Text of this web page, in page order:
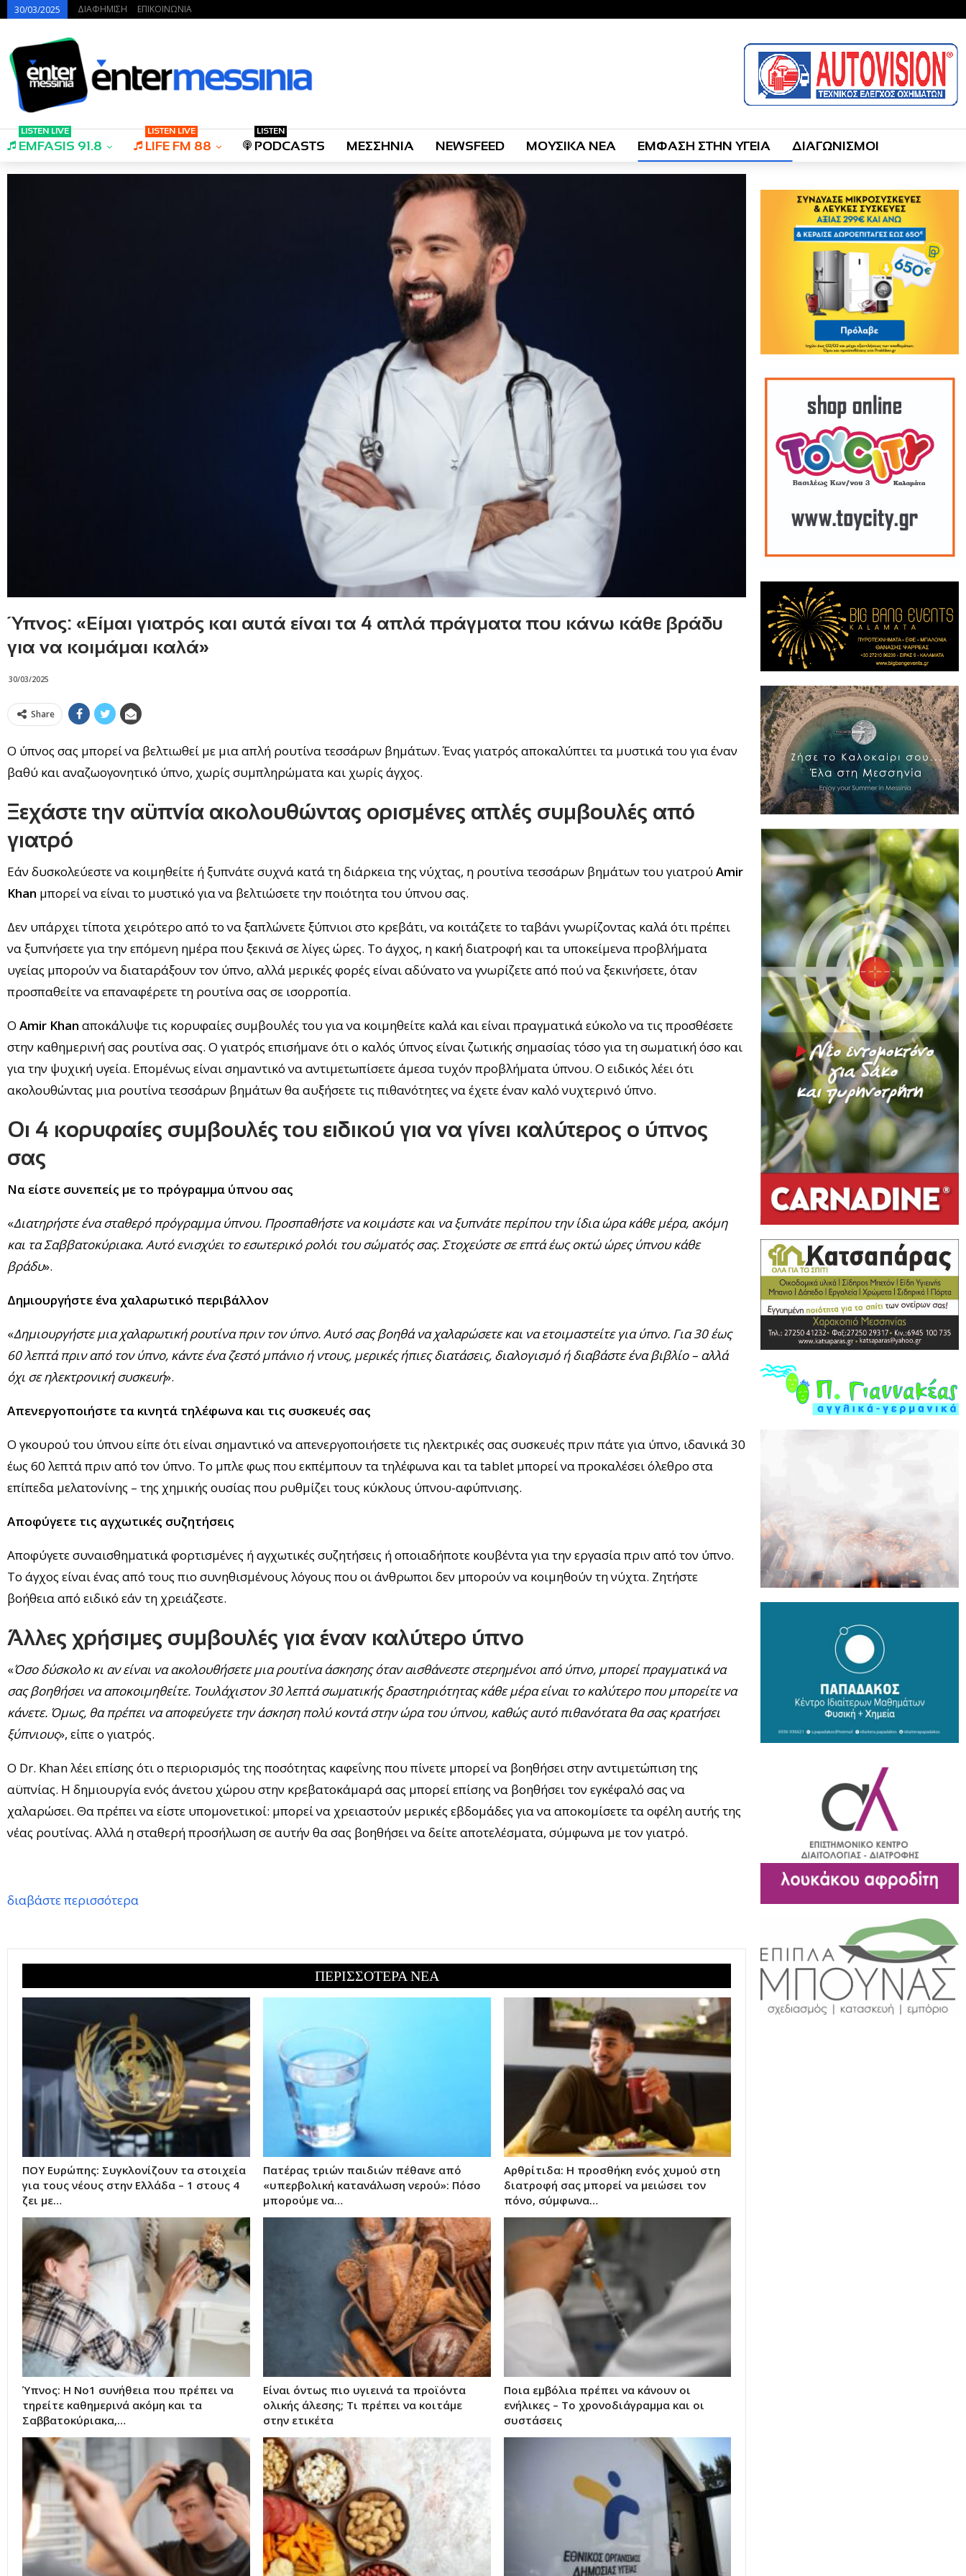
30/03/2025 ΔΙΑΦΗΜΙΣΗ ΕΠΙΚΟΙΝΩΝΙΑ
EMFASIS 91.8
LISTEN LIVE
LIFE FM 88
LISTEN LIVE
PODCASTS
LISTEN
ΜΕΣΣΗΝΙΑ NEWSFEED ΜΟΥΣΙΚΑ ΝΕΑ ΕΜΦΑΣΗ ΣΤΗΝ ΥΓΕΙΑ ΔΙΑΓΩΝΙΣΜΟΙ
Ύπνος: «Είμαι γιατρός και αυτά είναι τα 4 απλά πράγματα που κάνω κάθε βράδυ
για να κοιμάμαι καλά»
30/03/2025
Share
Ο ύπνος σας μπορεί να βελτιωθεί με μια απλή ρουτίνα τεσσάρων βημάτων. Ένας γιατρός αποκαλύπτει τα μυστικά του για έναν
βαθύ και αναζωογονητικό ύπνο, χωρίς συμπληρώματα και χωρίς άγχος.
Ξεχάστε την αϋπνία ακολουθώντας ορισμένες απλές συμβουλές από
γιατρό
Εάν δυσκολεύεστε να κοιμηθείτε ή ξυπνάτε συχνά κατά τη διάρκεια της νύχτας, η ρουτίνα τεσσάρων βημάτων του γιατρού Amir
Khan μπορεί να είναι το μυστικό για να βελτιώσετε την ποιότητα του ύπνου σας.
Δεν υπάρχει τίποτα χειρότερο από το να ξαπλώνετε ξύπνιοι στο κρεβάτι, να κοιτάζετε το ταβάνι γνωρίζοντας καλά ότι πρέπει
να ξυπνήσετε για την επόμενη ημέρα που ξεκινά σε λίγες ώρες. Το άγχος, η κακή διατροφή και τα υποκείμενα προβλήματα
υγείας μπορούν να διαταράξουν τον ύπνο, αλλά μερικές φορές είναι αδύνατο να γνωρίζετε από πού να ξεκινήσετε, όταν
προσπαθείτε να επαναφέρετε τη ρουτίνα σας σε ισορροπία.
Ο Amir Khan αποκάλυψε τις κορυφαίες συμβουλές του για να κοιμηθείτε καλά και είναι πραγματικά εύκολο να τις προσθέσετε
στην καθημερινή σας ρουτίνα σας. Ο γιατρός επισήμανε ότι ο καλός ύπνος είναι ζωτικής σημασίας τόσο για τη σωματική όσο και
για την ψυχική υγεία. Επομένως είναι σημαντικό να αντιμετωπίσετε άμεσα τυχόν προβλήματα ύπνου. Ο ειδικός λέει ότι
ακολουθώντας μια ρουτίνα τεσσάρων βημάτων θα αυξήσετε τις πιθανότητες να έχετε έναν καλό νυχτερινό ύπνο.
Οι 4 κορυφαίες συμβουλές του ειδικού για να γίνει καλύτερος ο ύπνος
σας
Να είστε συνεπείς με το πρόγραμμα ύπνου σας
«Διατηρήστε ένα σταθερό πρόγραμμα ύπνου. Προσπαθήστε να κοιμάστε και να ξυπνάτε περίπου την ίδια ώρα κάθε μέρα, ακόμη
και τα Σαββατοκύριακα. Αυτό ενισχύει το εσωτερικό ρολόι του σώματός σας. Στοχεύστε σε επτά έως οκτώ ώρες ύπνου κάθε
βράδυ».
Δημιουργήστε ένα χαλαρωτικό περιβάλλον
«Δημιουργήστε μια χαλαρωτική ρουτίνα πριν τον ύπνο. Αυτό σας βοηθά να χαλαρώσετε και να ετοιμαστείτε για ύπνο. Για 30 έως
60 λεπτά πριν από τον ύπνο, κάντε ένα ζεστό μπάνιο ή ντους, μερικές ήπιες διατάσεις, διαλογισμό ή διαβάστε ένα βιβλίο – αλλά
όχι σε ηλεκτρονική συσκευή».
Απενεργοποιήστε τα κινητά τηλέφωνα και τις συσκευές σας
Ο γκουρού του ύπνου είπε ότι είναι σημαντικό να απενεργοποιήσετε τις ηλεκτρικές σας συσκευές πριν πάτε για ύπνο, ιδανικά 30
έως 60 λεπτά πριν από τον ύπνο. Το μπλε φως που εκπέμπουν τα τηλέφωνα και τα tablet μπορεί να προκαλέσει όλεθρο στα
επίπεδα μελατονίνης – της χημικής ουσίας που ρυθμίζει τους κύκλους ύπνου-αφύπνισης.
Αποφύγετε τις αγχωτικές συζητήσεις
Αποφύγετε συναισθηματικά φορτισμένες ή αγχωτικές συζητήσεις ή οποιαδήποτε κουβέντα για την εργασία πριν από τον ύπνο.
Το άγχος είναι ένας από τους πιο συνηθισμένους λόγους που οι άνθρωποι δεν μπορούν να κοιμηθούν τη νύχτα. Ζητήστε
βοήθεια από ειδικό εάν τη χρειάζεστε.
Άλλες χρήσιμες συμβουλές για έναν καλύτερο ύπνο
«Όσο δύσκολο κι αν είναι να ακολουθήσετε μια ρουτίνα άσκησης όταν αισθάνεστε στερημένοι από ύπνο, μπορεί πραγματικά να
σας βοηθήσει να αποκοιμηθείτε. Τουλάχιστον 30 λεπτά σωματικής δραστηριότητας κάθε μέρα είναι το καλύτερο που μπορείτε να
κάνετε. Όμως, θα πρέπει να αποφεύγετε την άσκηση πολύ κοντά στην ώρα του ύπνου, καθώς αυτό πιθανότατα θα σας κρατήσει
ξύπνιους», είπε ο γιατρός.
Ο Dr. Khan λέει επίσης ότι ο περιορισμός της ποσότητας καφεΐνης που πίνετε μπορεί να βοηθήσει στην αντιμετώπιση της
αϋπνίας. Η δημιουργία ενός άνετου χώρου στην κρεβατοκάμαρά σας μπορεί επίσης να βοηθήσει τον εγκέφαλό σας να
χαλαρώσει. Θα πρέπει να είστε υπομονετικοί: μπορεί να χρειαστούν μερικές εβδομάδες για να αποκομίσετε τα οφέλη αυτής της
νέας ρουτίνας. Αλλά η σταθερή προσήλωση σε αυτήν θα σας βοηθήσει να δείτε αποτελέσματα, σύμφωνα με τον γιατρό.
διαβάστε περισσότερα
ΠΕΡΙΣΣΟΤΕΡΑ ΝΕΑ
ΠΟΥ Ευρώπης: Συγκλονίζουν τα στοιχεία
για τους νέους στην Ελλάδα – 1 στους 4
ζει με…
Πατέρας τριών παιδιών πέθανε από
«υπερβολική κατανάλωση νερού»: Πόσο
μπορούμε να…
Αρθρίτιδα: Η προσθήκη ενός χυμού στη
διατροφή σας μπορεί να μειώσει τον
πόνο, σύμφωνα…
Ύπνος: Η Νο1 συνήθεια που πρέπει να
τηρείτε καθημερινά ακόμη και τα
Σαββατοκύριακα,…
Είναι όντως πιο υγιεινά τα προϊόντα
ολικής άλεσης; Τι πρέπει να κοιτάμε
στην ετικέτα
Ποια εμβόλια πρέπει να κάνουν οι
ενήλικες – Το χρονοδιάγραμμα και οι
συστάσεις